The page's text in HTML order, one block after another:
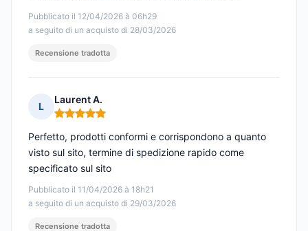
Pubblicato il 12/04/2026 à 06h29
a seguito di un acquisto di 28/03/2026
Recensione tradotta
L
Laurent A.
Nota: 5 su 5
Pubblicato il 11/04/2026 à 18h21
a seguito di un acquisto di 29/03/2026
Perfetto, prodotti conformi e corrispondono a quanto
visto sul sito, termine di spedizione rapido come
specificato sul sito
Recensione tradotta